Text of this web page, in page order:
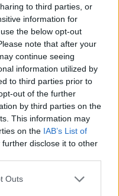
to third parties, or
information for
the below opt-out
note that after your
continue seeing
information utilized by
to third parties prior to
out of the further
by third parties on the
This information may
on the IAB’s List of
further disclose it to other
Outs
τους φιλάθλους
με χρήσιμες